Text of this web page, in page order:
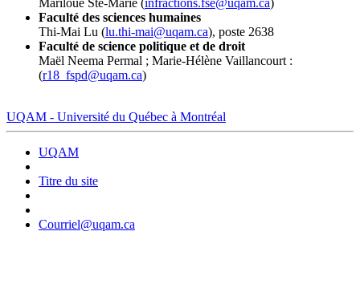
Faculté des sciences humaines
Thi-Mai Lu (lu.thi-mai@uqam.ca), poste 2638
Faculté de science politique et de droit
Maël Neema Permal ; Marie-Hélène Vaillancourt :
(r18_fspd@uqam.ca)
UQAM - Université du Québec à Montréal
UQAM
Titre du site
Courriel@uqam.ca